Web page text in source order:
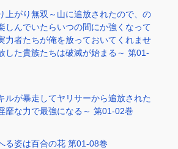
上がり無双～山に追放されたので、の
しんでいたらいつの間にか強くなって
力者たちが俺を放っておいてくれませ
した貴族たちは破滅が始まる～ 第01-
ルが暴走してヤリサーから追放された
靡な力で最強になる～ 第01-02巻
る姿は百合の花 第01-08巻